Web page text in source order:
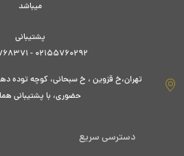
میباشد
پشتیبانی
02155760292 - 02155768371
حضوری، با پشتیبانی
دسترسی سریع